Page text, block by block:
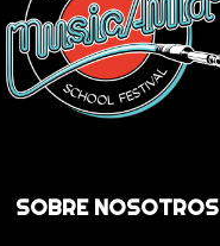
SOBRE NOSOTROS